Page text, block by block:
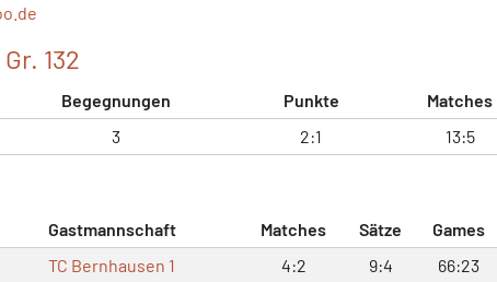
132
Begegnungen Punkte Matches
3 2:1 13:5
Gastmannschaft Matches Sätze Games
TC Bernhausen 1 4:2 9:4 66:23